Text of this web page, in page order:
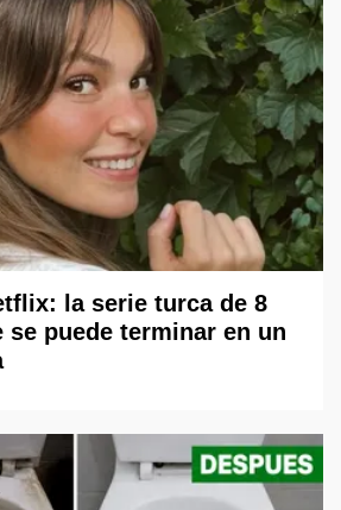
la serie turca de 8
se puede terminar en un